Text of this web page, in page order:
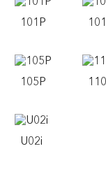
101P
105P
U02i